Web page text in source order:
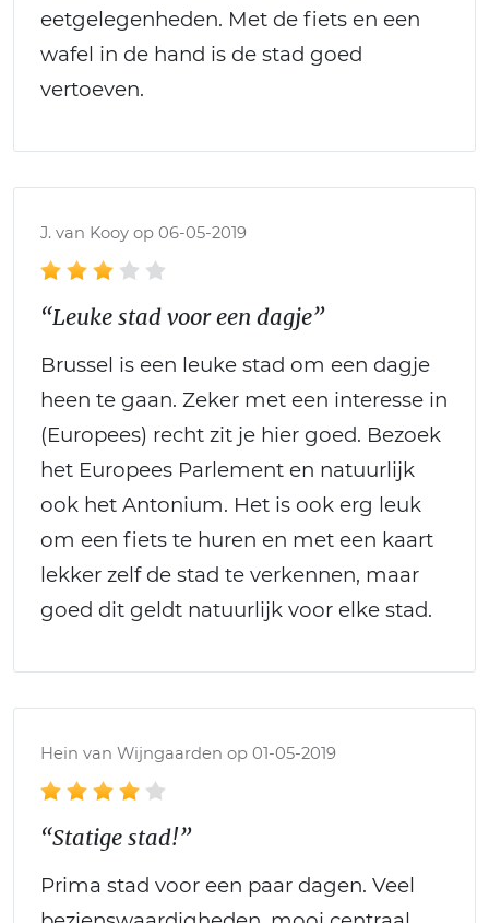
eetgelegenheden. Met de fiets en een
wafel in de hand is de stad goed
vertoeven.
J. van Kooy op 06-05-2019
“Leuke stad voor een dagje”
Brussel is een leuke stad om een dagje
heen te gaan. Zeker met een interesse in
(Europees) recht zit je hier goed. Bezoek
het Europees Parlement en natuurlijk
ook het Antonium. Het is ook erg leuk
om een fiets te huren en met een kaart
lekker zelf de stad te verkennen, maar
goed dit geldt natuurlijk voor elke stad.
Hein van Wijngaarden op 01-05-2019
“Statige stad!”
Prima stad voor een paar dagen. Veel